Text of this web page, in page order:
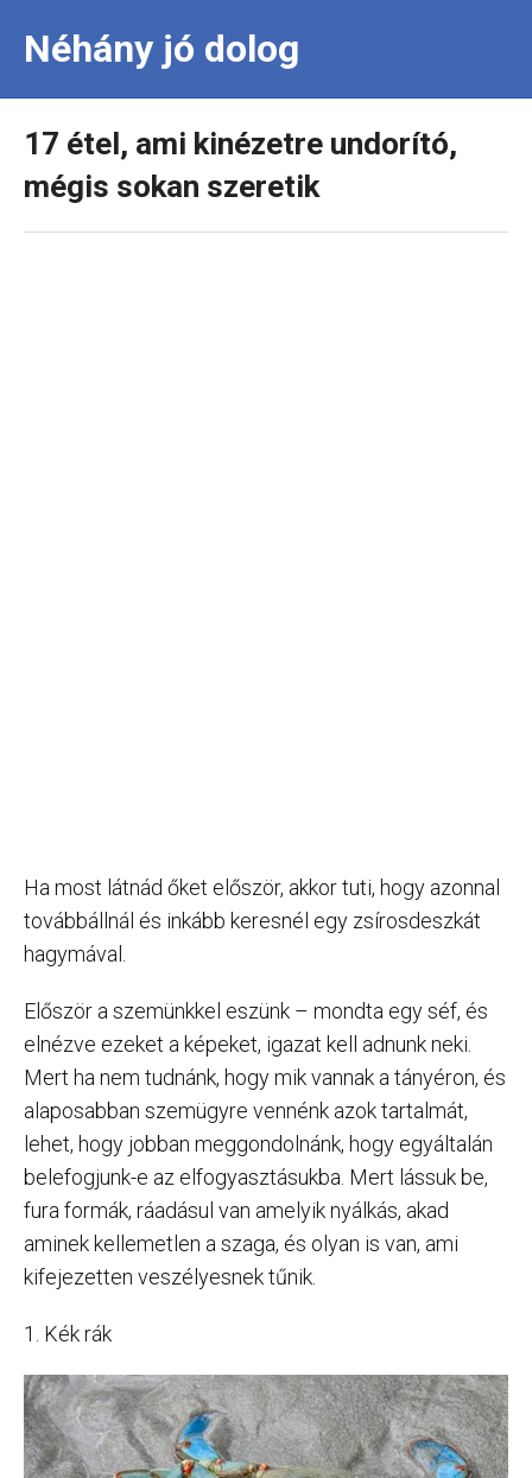
Néhány jó dolog
17 étel, ami kinézetre undorító,
mégis sokan szeretik
Ha most látnád őket először, akkor tuti, hogy azonnal
továbbállnál és inkább keresnél egy zsírosdeszkát
hagymával.
Először a szemünkkel eszünk – mondta egy séf, és
elnézve ezeket a képeket, igazat kell adnunk neki.
Mert ha nem tudnánk, hogy mik vannak a tányéron, és
alaposabban szemügyre vennénk azok tartalmát,
lehet, hogy jobban meggondolnánk, hogy egyáltalán
belefogjunk-e az elfogyasztásukba. Mert lássuk be,
fura formák, ráadásul van amelyik nyálkás, akad
aminek kellemetlen a szaga, és olyan is van, ami
kifejezetten veszélyesnek tűnik.
1. Kék rák